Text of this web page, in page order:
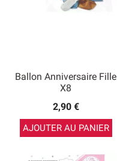
Ballon Anniversaire Fille
X8
2,90 €
AJOUTER AU PANIER